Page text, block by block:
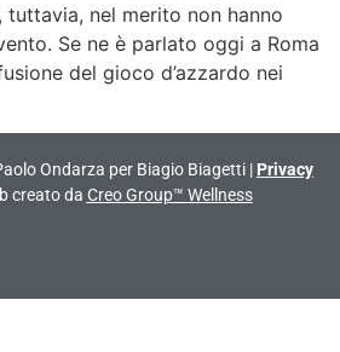
tuttavia, nel merito non hanno
Se ne è parlato oggi a Roma
del gioco d’azzardo nei
Ondarza per Biagio Biagetti | Privacy
creato da Creo Group™ Wellness